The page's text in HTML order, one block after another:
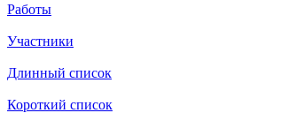
Работы
Участники
Длинный список
Короткий список